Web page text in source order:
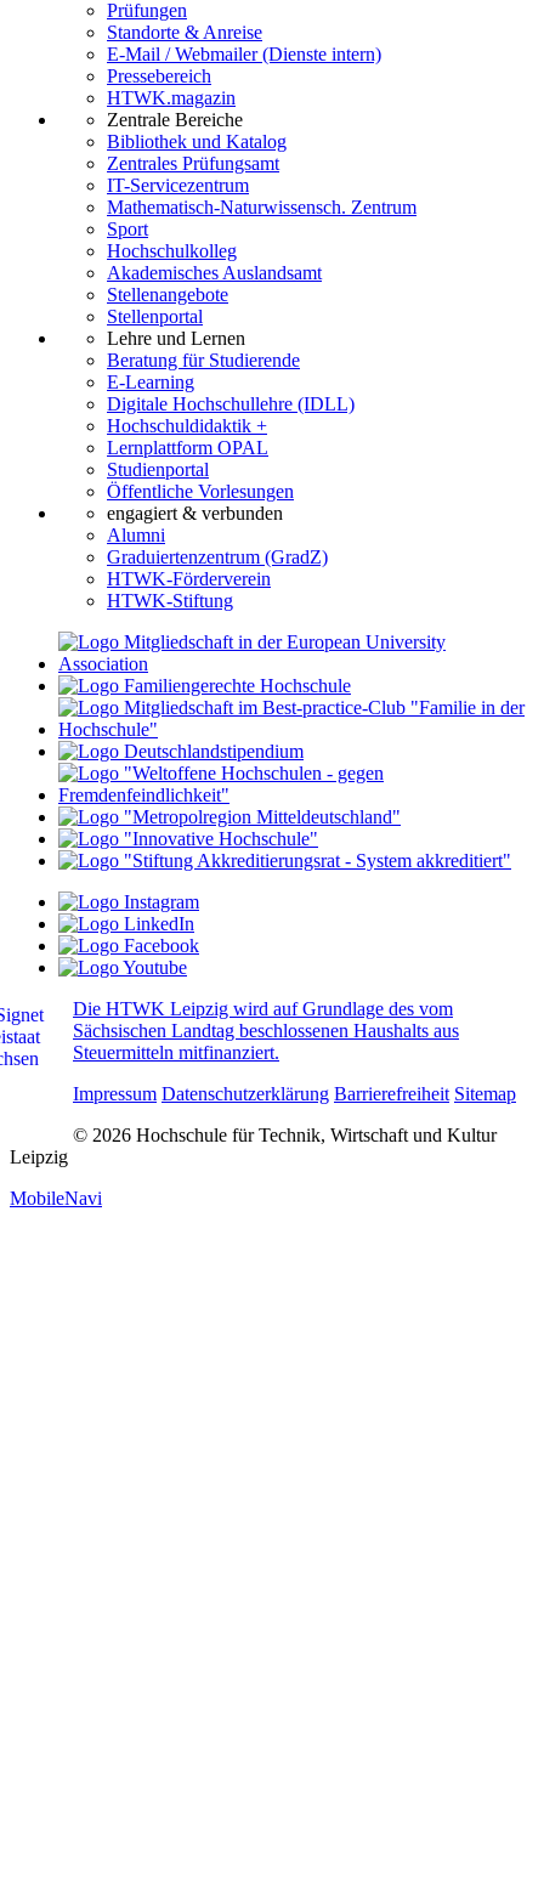
Prüfungen
Standorte & Anreise
E-Mail / Webmailer (Dienste intern)
Pressebereich
HTWK.magazin
Zentrale Bereiche
Bibliothek und Katalog
Zentrales Prüfungsamt
IT-Servicezentrum
Mathematisch-Naturwissensch. Zentrum
Sport
Hochschulkolleg
Akademisches Auslandsamt
Stellenangebote
Stellenportal
Lehre und Lernen
Beratung für Studierende
E-Learning
Digitale Hochschullehre (IDLL)
Hochschuldidaktik +
Lernplattform OPAL
Studienportal
Öffentliche Vorlesungen
engagiert & verbunden
Alumni
Graduiertenzentrum (GradZ)
HTWK-Förderverein
HTWK-Stiftung
Die HTWK Leipzig wird auf Grundlage des vom
Sächsischen Landtag beschlossenen Haushalts aus
Steuermitteln mitfinanziert.
Impressum Datenschutzerklärung Barrierefreiheit Sitemap
© 2026 Hochschule für Technik, Wirtschaft und Kultur
Leipzig
MobileNavi